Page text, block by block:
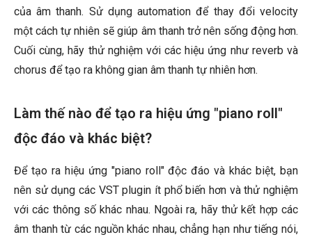
của âm thanh. Sử dụng automation để thay đổi velocity
một cách tự nhiên sẽ giúp âm thanh trở nên sống động hơn.
Cuối cùng, hãy thử nghiệm với các hiệu ứng như reverb và
chorus để tạo ra không gian âm thanh tự nhiên hơn.
Làm thế nào để tạo ra hiệu ứng "piano roll"
độc đáo và khác biệt?
Để tạo ra hiệu ứng "piano roll" độc đáo và khác biệt, bạn
nên sử dụng các VST plugin ít phổ biến hơn và thử nghiệm
với các thông số khác nhau. Ngoài ra, hãy thử kết hợp các
âm thanh từ các nguồn khác nhau, chẳng hạn như tiếng nói,